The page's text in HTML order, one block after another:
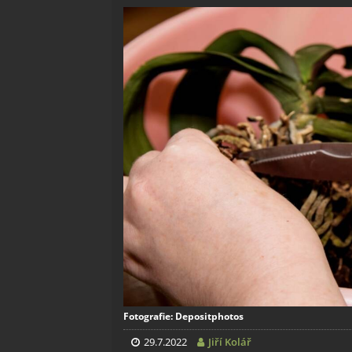
Fotografie: Depositphotos
29.7.2022 Jiří Kolář